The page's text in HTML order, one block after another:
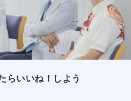
らいいね！しよう